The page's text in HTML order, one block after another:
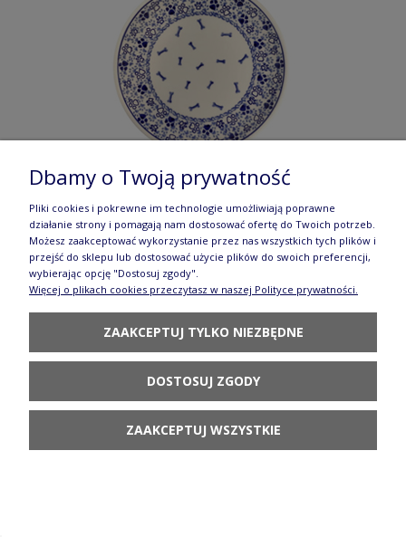
Dbamy o Twoją prywatność
Pliki cookies i pokrewne im technologie umożliwiają poprawne
działanie strony i pomagają nam dostosować ofertę do Twoich potrzeb.
Możesz zaakceptować wykorzystanie przez nas wszystkich tych plików i
przejść do sklepu lub dostosować użycie plików do swoich preferencji,
wybierając opcję "Dostosuj zgody".
Więcej o plikach cookies przeczytasz w naszej Polityce prywatności.
ZAAKCEPTUJ TYLKO NIEZBĘDNE
DOSTOSUJ ZGODY
ZAAKCEPTUJ WSZYSTKIE